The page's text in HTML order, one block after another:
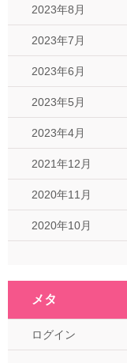
2023年8月
2023年7月
2023年6月
2023年5月
2023年4月
2021年12月
2020年11月
2020年10月
メタ
ログイン